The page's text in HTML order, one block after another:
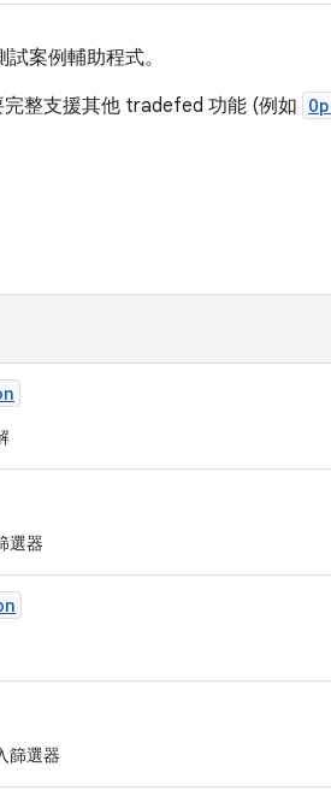
案例輔助程式。
整支援其他 tradefed 功能 (例如
選器
篩選器